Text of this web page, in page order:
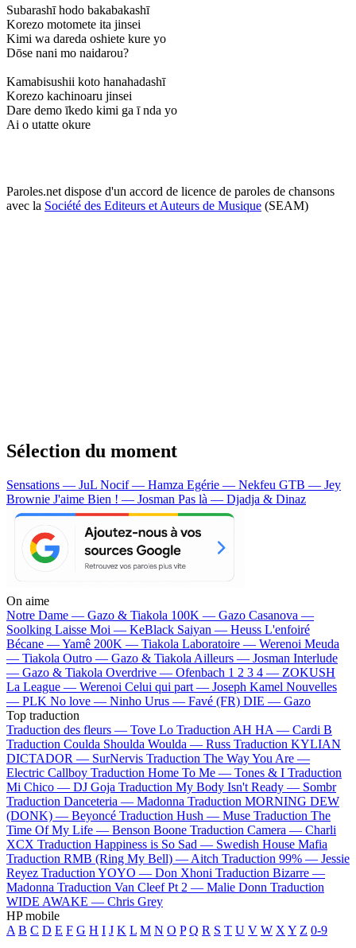
Subarashī hodo bakabakashī
Korezo motomete ita jinsei
Kimi wa dareda oshiete kure yo
Dōse nani mo naidarou?
Kamabisushii koto hanahadashī
Korezo kachinoaru jinsei
Dare demo īkedo kimi ga ī nda yo
Ai o utatte okure
Paroles.net dispose d'un accord de licence de paroles de chansons
avec la Société des Editeurs et Auteurs de Musique (SEAM)
Sélection du moment
Sensations — JuL Nocif — Hamza Egérie — Nekfeu GTB — Jey
Brownie J'aime Bien ! — Josman Pas là — Djadja & Dinaz
On aime
Notre Dame — Gazo & Tiakola 100K — Gazo Casanova —
Soolking Laisse Moi — KeBlack Saiyan — Heuss L'enfoiré
Bécane —Yamê 200K — Tiakola Laboratoire — Werenoi Meuda
— Tiakola Outro — Gazo & Tiakola Ailleurs — Josman Interlude
— Gazo & Tiakola Overdrive — Ofenbach 1 2 3 4 — ZOKUSH
La League — Werenoi Celui qui part — Joseph Kamel Nouvelles
— PLK No love — Ninho Urus — Favé (FR) DIE — Gazo
Top traduction
Traduction des fleurs — Tove Lo Traduction AH HA — Cardi B
Traduction Coulda Shoulda Woulda — Russ Traduction KYLIAN
DICTADOR — SurNervis Traduction The Way You Are —
Electric Callboy Traduction Home To Me — Tones & I Traduction
Mi Chico — DJ Goja Traduction My Body Isn't Ready — Sombr
Traduction Danceteria — Madonna Traduction MORNING DEW
(DONK) — Beyoncé Traduction Hush — Muse Traduction The
Time Of My Life — Benson Boone Traduction Camera — Charli
XCX Traduction Happiness is So Sad — Swedish House Mafia
Traduction RMB (Ring My Bell) — Aitch Traduction 99% — Jessie
Reyez Traduction YOYO — Don Xhoni Traduction Bizarre —
Madonna Traduction Van Cleef Pt 2 — Malie Donn Traduction
WIDE AWAKE — Chris Grey
HP mobile
A B C D E F G H I J K L M N O P Q R S T U V W X Y Z 0-9